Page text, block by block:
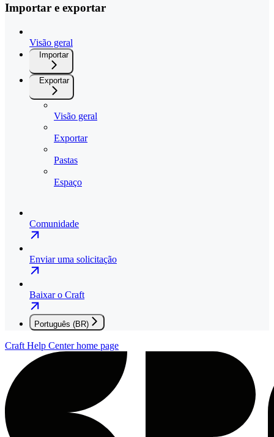
Importar e exportar
Visão geral
Importar
Exportar
Visão geral
Exportar
Pastas
Espaço
Comunidade
Enviar uma solicitação
Baixar o Craft
Português (BR)
Craft Help Centerhome page